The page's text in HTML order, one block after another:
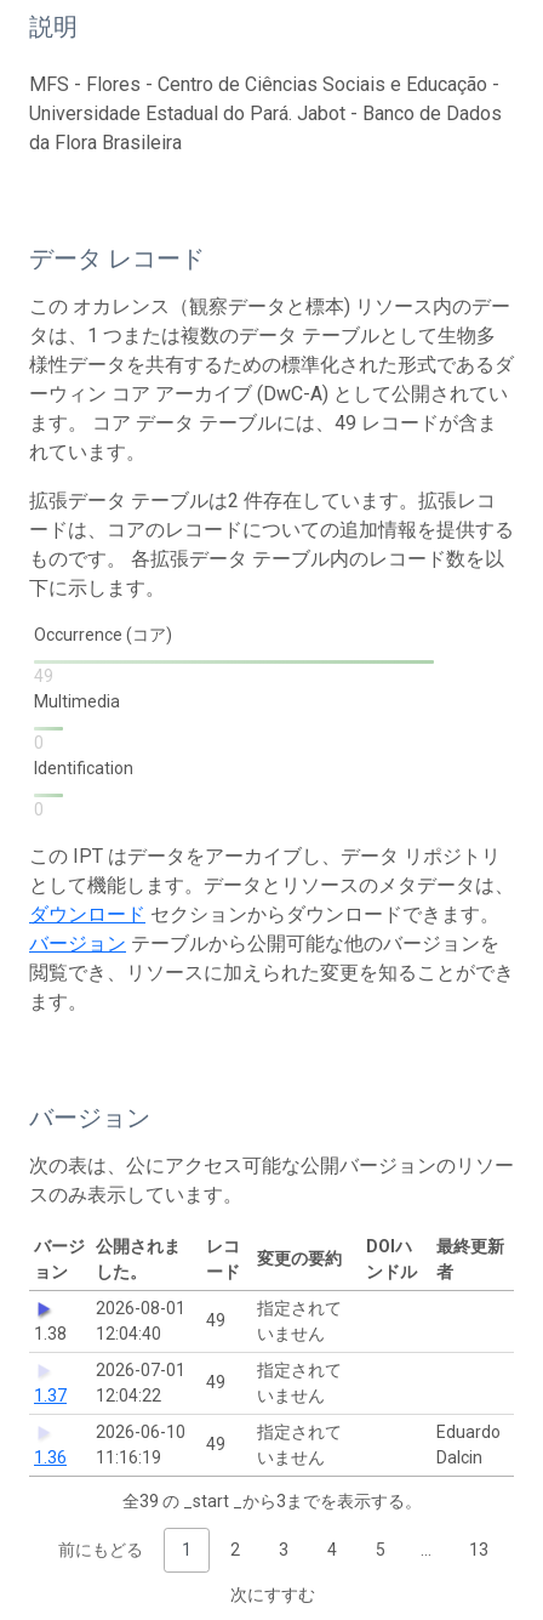
説明
MFS - Flores - Centro de Ciências Sociais e Educação -
Universidade Estadual do Pará. Jabot - Banco de Dados
da Flora Brasileira
データ レコード
この オカレンス（観察データと標本) リソース内のデー
タは、1 つまたは複数のデータ テーブルとして生物多
様性データを共有するための標準化された形式であるダ
ーウィン コア アーカイブ (DwC-A) として公開されてい
ます。 コア データ テーブルには、49 レコードが含ま
れています。
拡張データ テーブルは2 件存在しています。拡張レコ
ードは、コアのレコードについての追加情報を提供する
ものです。 各拡張データ テーブル内のレコード数を以
下に示します。
Occurrence (コア)
49
Multimedia
0
Identification
0
この IPT はデータをアーカイブし、データ リポジトリ
として機能します。データとリソースのメタデータは、
ダウンロード セクションからダウンロードできます。
バージョン テーブルから公開可能な他のバージョンを
閲覧でき、リソースに加えられた変更を知ることができ
ます。
バージョン
次の表は、公にアクセス可能な公開バージョンのリソー
スのみ表示しています。
バージ
ョン
公開されま
した。
レコ
ード
変更の要約
DOIハ
ンドル
最終更新
者
1.38
2026-08-01
12:04:40
49
指定されて
いません
1.37
2026-07-01
12:04:22
49
指定されて
いません
1.36
2026-06-10
11:16:19
49
指定されて
いません
Eduardo
Dalcin
全39 の _start _から3までを表示する。
前にもどる 1 2 3 4 5 13
次にすすむ